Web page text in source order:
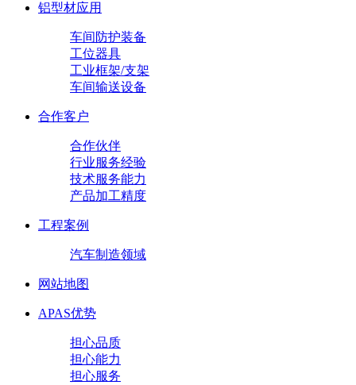
铝型材应用
车间防护装备
工位器具
工业框架/支架
车间输送设备
合作客户
合作伙伴
行业服务经验
技术服务能力
产品加工精度
工程案例
汽车制造领域
网站地图
APAS优势
担心品质
担心能力
担心服务